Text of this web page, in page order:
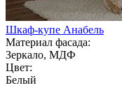
Шкаф-купе Анабель
Материал фасада:
Зеркало, МДФ
Цвет:
Белый